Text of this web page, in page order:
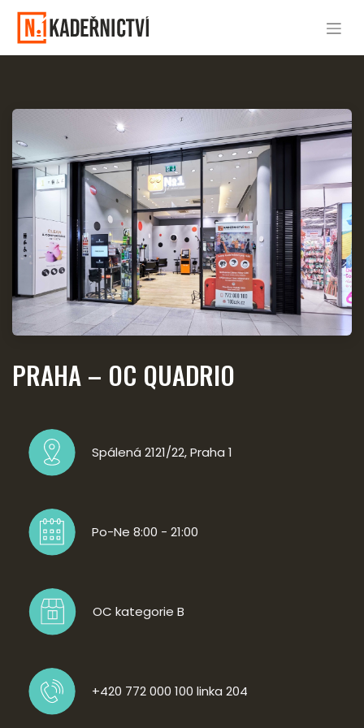
PRAHA – OC QUADRIO
Spálená 2121/22, Praha 1
Po-Ne 8:00 - 21:00
OC kategorie B
+420 772 000 100 linka 204